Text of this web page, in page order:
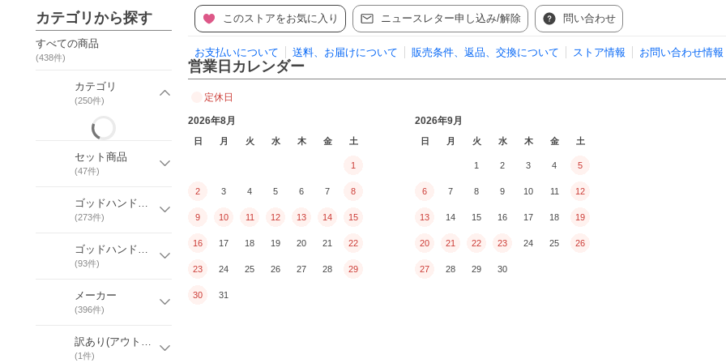
カテゴリから探す
すべての商品
(438件)
カテゴリ
(250件)
セット商品
(47件)
ゴッドハンドオリジナル
(273件)
ゴッドハンド直販限定
(93件)
メーカー
(396件)
訳あり(アウトレット品)
(1件)
このストアをお気に入り ニュースレター申し込み/解除 問い合わせ
お支払いについて 送料、お届けについて 販売条件、返品、交換について ストア情報 お問い合わせ情報
営業日カレンダー
定休日
2026年8月
日 月 火 水 木 金 土
1
2 3 4 5 6 7 8
9 10 11 12 13 14 15
16 17 18 19 20 21 22
23 24 25 26 27 28 29
30 31
2026年9月
日 月 火 水 木 金 土
1 2 3 4 5
6 7 8 9 10 11 12
13 14 15 16 17 18 19
20 21 22 23 24 25 26
27 28 29 30